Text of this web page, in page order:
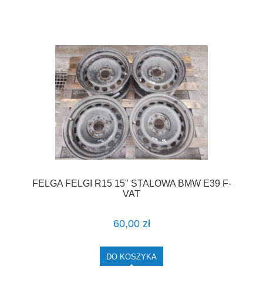
FELGA FELGI R15 15" STALOWA BMW E39 F-
VAT
60,00 zł
DO KOSZYKA